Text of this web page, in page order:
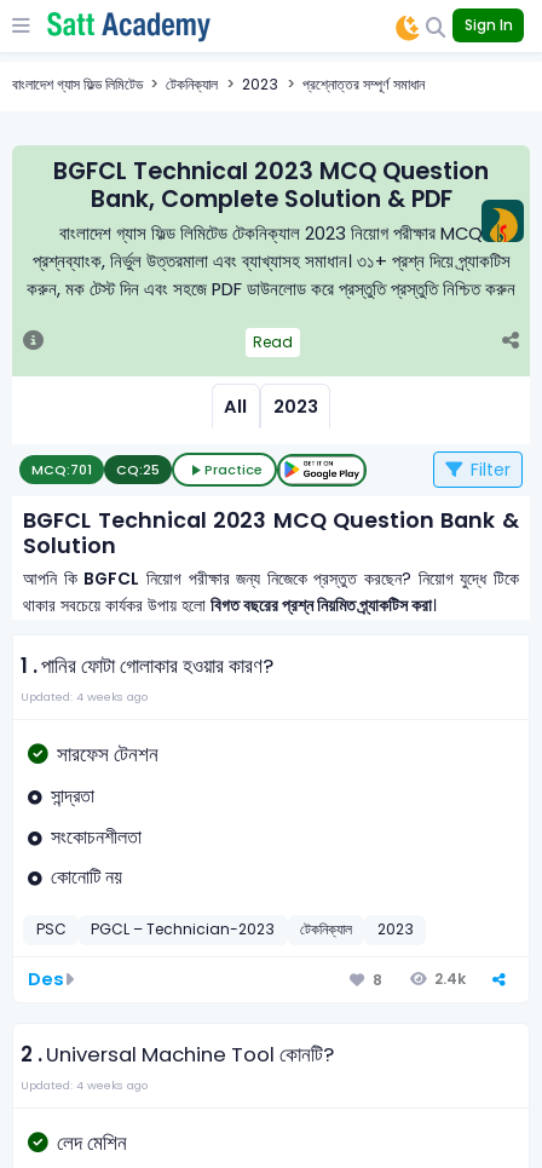
Sign In
বাংলাদেশ গ্যাস ফিল্ড লিমিটেড টেকনিক্যাল 2023 প্রশ্নোত্তর সম্পূর্ণ সমাধান
BGFCL Technical 2023 MCQ Question
Bank, Complete Solution & PDF
বাংলাদেশ গ্যাস ফিল্ড লিমিটেড টেকনিক্যাল 2023 নিয়োগ পরীক্ষার MCQ
প্রশ্নব্যাংক, নির্ভুল উত্তরমালা এবং ব্যাখ্যাসহ সমাধান। ৩১+ প্রশ্ন দিয়ে প্র্যাকটিস
করুন, মক টেস্ট দিন এবং সহজে PDF ডাউনলোড করে প্রস্তুতি প্রস্তুতি নিশ্চিত করুন
Read
All 2023
MCQ:701 CQ:25 Practice Filter
BGFCL Technical 2023 MCQ Question Bank &
Solution
আপনি কি BGFCL নিয়োগ পরীক্ষার জন্য নিজেকে প্রস্তুত করছেন? নিয়োগ যুদ্ধে টিকে
থাকার সবচেয়ে কার্যকর উপায় হলোবিগত বছরের প্রশ্ন নিয়মিত প্র্যাকটিস করা।
1 .পানির ফোটা গোলাকার হওয়ার কারণ?
Updated: 4 weeks ago
সারফেস টেনশন
সান্দ্রতা
সংকোচনশীলতা
কোনোটি নয়
PSC PGCL – Technician-2023 টেকনিক্যাল 2023
Des 8 2.4k
2 .Universal Machine Tool কোনটি?
Updated: 4 weeks ago
লেদ মেশিন